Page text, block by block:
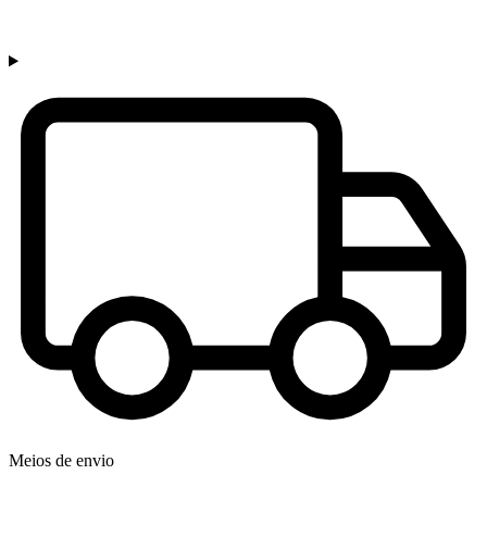
Meios de envio